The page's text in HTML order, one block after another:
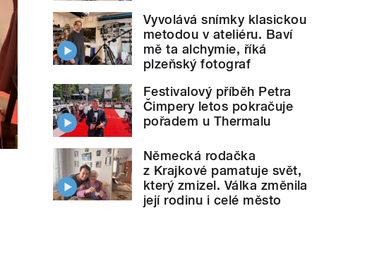
Vyvolává snímky klasickou
metodou v ateliéru. Baví
mě ta alchymie, říká
plzeňský fotograf
Festivalový příběh Petra
Čimpery letos pokračuje
pořadem u Thermalu
Německá rodačka
z Krajkové pamatuje svět,
který zmizel. Válka změnila
její rodinu i celé město